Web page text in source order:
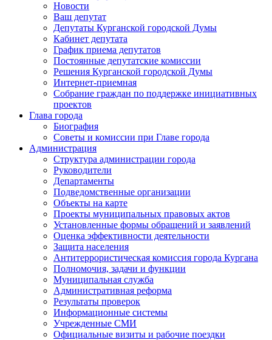
Новости
Ваш депутат
Депутаты Курганской городской Думы
Кабинет депутата
График приема депутатов
Постоянные депутатские комиссии
Решения Курганской городской Думы
Интернет-приемная
Собрание граждан по поддержке инициативных
проектов
Глава города
Биография
Советы и комиссии при Главе города
Администрация
Структура администрации города
Руководители
Департаменты
Подведомственные организации
Объекты на карте
Проекты муниципальных правовых актов
Установленные формы обращений и заявлений
Оценка эффективности деятельности
Защита населения
Антитеррористическая комиссия города Кургана
Полномочия, задачи и функции
Муниципальная служба
Административная реформа
Результаты проверок
Информационные системы
Учрежденные СМИ
Официальные визиты и рабочие поездки